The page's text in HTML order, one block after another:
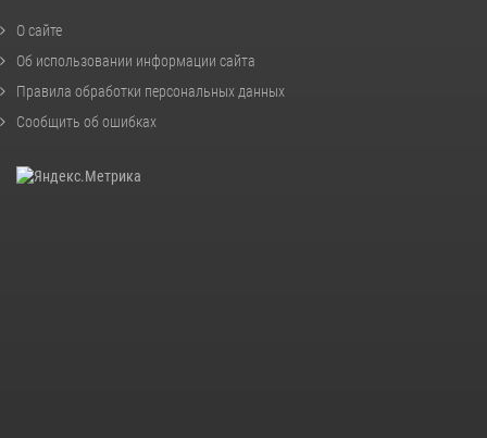
О сайте
Об использовании информации сайта
Правила обработки персональных данных
Сообщить об ошибках